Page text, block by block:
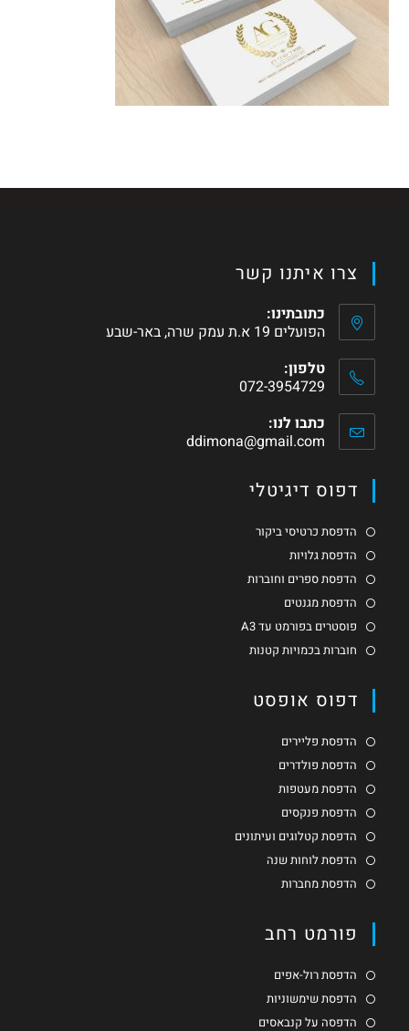
צרו איתנו קשר
כתובתינו:
הפועלים 19 א.ת עמק שרה, באר-שבע
טלפון:
072-3954729
כתבו לנו:
ddimona@gmail.com
דפוס דיגיטלי
הדפסת כרטיסי ביקור
הדפסת גלויות
הדפסת ספרים וחוברות
הדפסת מגנטים
פוסטרים בפורמט עד A3
חוברות בכמויות קטנות
דפוס אופסט
הדפסת פליירים
הדפסת פולדרים
הדפסת מעטפות
הדפסת פנקסים
הדפסת קטלוגים ועיתונים
הדפסת לוחות שנה
הדפסת מחברות
פורמט רחב
הדפסת רול-אפים
הדפסת שימשוניות
הדפסה על קנבאסים